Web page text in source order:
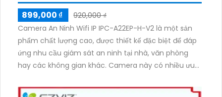
899,000 ₫
920,000 ₫
Camera An Ninh Wifi IP IPC-A22EP-H-V2 là một sản
phẩm chất lượng cao, được thiết kế đặc biệt để đáp
ứng nhu cầu giám sát an ninh tại nhà, văn phòng
hay các không gian khác. Camera này có nhiều ưu
phát âm thông qua loa tích hợp. Điều này cho phép